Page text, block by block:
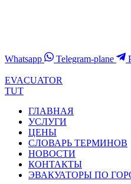
Whatsapp Telegram-plane
EVACUATOR
TUT
ГЛАВНАЯ
УСЛУГИ
ЦЕНЫ
СЛОВАРЬ ТЕРМИНОВ
НОВОСТИ
КОНТАКТЫ
ЭВАКУАТОРЫ ПО